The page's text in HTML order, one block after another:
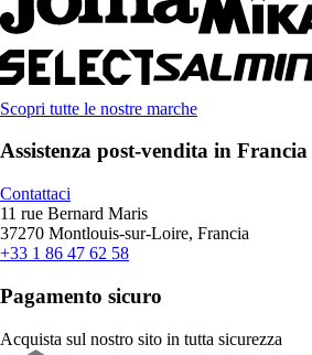
Scopri tutte le nostre marche
Assistenza post-vendita in Francia
Contattaci
11 rue Bernard Maris
37270 Montlouis-sur-Loire, Francia
+33 1 86 47 62 58
Pagamento sicuro
Acquista sul nostro sito in tutta sicurezza